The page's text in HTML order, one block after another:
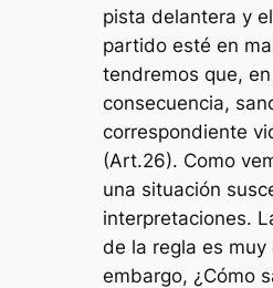
pista delantera y
partido esté en
tendremos que, en
consecuencia,
correspondiente
(Art.26). Como
una situación
interpretaciones.
de la regla es muy
embargo, ¿Cómo